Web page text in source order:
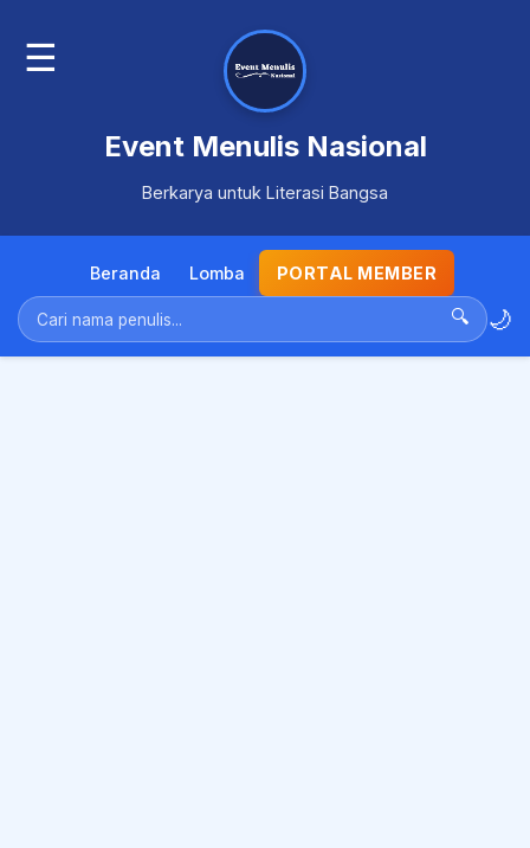
☰
Event Menulis Nasional
Berkarya untuk Literasi Bangsa
Beranda Lomba PORTAL MEMBER
🔍 🌙